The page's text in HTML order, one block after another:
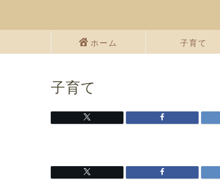
ホーム 子育て
子育て